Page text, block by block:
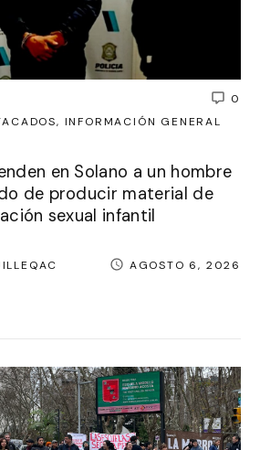
0
INFORMACIÓN GENERAL
en Solano a un hombre
de producir material de
sexual infantil
AGOSTO 6, 2026